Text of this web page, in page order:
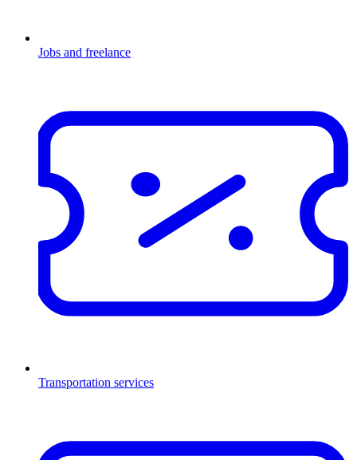
Jobs and freelance
Transportation services